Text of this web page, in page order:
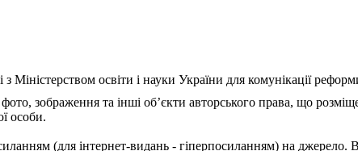
з Міністерством освіти і науки України для комунікації
зображення та інші об’єкти авторського права, що
особи.
(для інтернет-видань - гіперпосиланням) на